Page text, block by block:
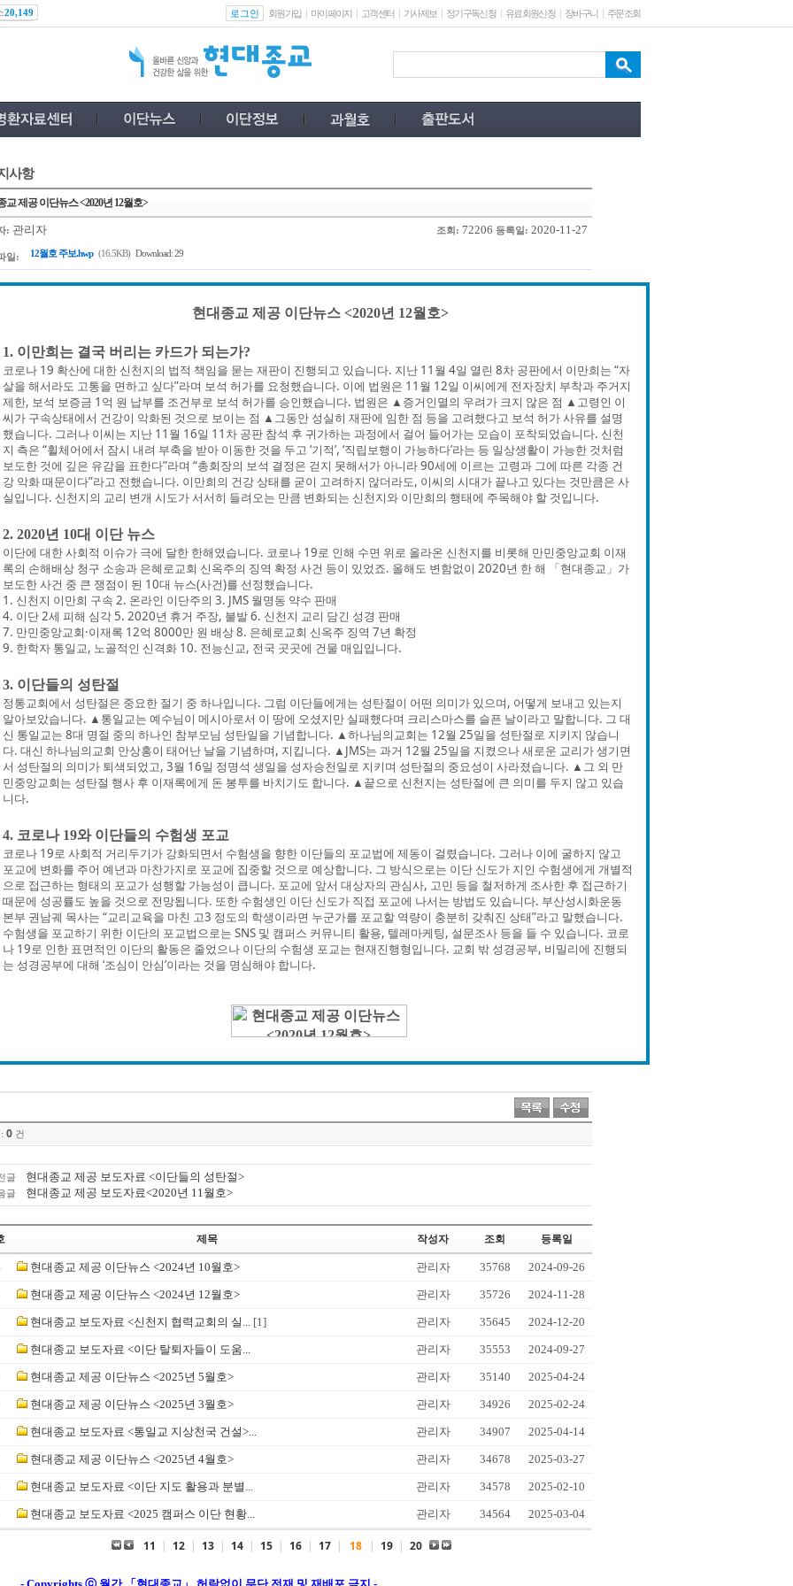
20,149 로그인 회원가입 마이페이지 고객센터 기사제보 정기구독신청 유료회원신청 장바구니 주문조회
사항
교 제공 이단뉴스 <2020년 12월호>
: 관리자 조회: 72206 등록일: 2020-11-27
일: 12월호 주보.hwp (16.5KB) Download: 29
현대종교 제공 이단뉴스 <2020년 12월호>
1. 이만희는 결국 버리는 카드가 되는가?
코로나 19 확산에 대한 신천지의 법적 책임을 묻는 재판이 진행되고 있습니다. 지난 11월 4일 열린 8차 공판에서 이만희는 “자
살을 해서라도 고통을 면하고 싶다”라며 보석 허가를 요청했습니다. 이에 법원은 11월 12일 이씨에게 전자장치 부착과 주거지
제한, 보석 보증금 1억 원 납부를 조건부로 보석 허가를 승인했습니다. 법원은 ▲증거인멸의 우려가 크지 않은 점 ▲고령인 이
씨가 구속상태에서 건강이 악화된 것으로 보이는 점 ▲그동안 성실히 재판에 임한 점 등을 고려했다고 보석 허가 사유를 설명
했습니다. 그러나 이씨는 지난 11월 16일 11차 공판 참석 후 귀가하는 과정에서 걸어 들어가는 모습이 포착되었습니다. 신천
지 측은 “휠체어에서 잠시 내려 부축을 받아 이동한 것을 두고 ‘기적’, ‘직립보행이 가능하다’라는 등 일상생활이 가능한 것처럼
보도한 것에 깊은 유감을 표한다”라며 “총회장의 보석 결정은 걷지 못해서가 아니라 90세에 이르는 고령과 그에 따른 각종 건
강 악화 때문이다”라고 전했습니다. 이만희의 건강 상태를 굳이 고려하지 않더라도, 이씨의 시대가 끝나고 있다는 것만큼은 사
실입니다. 신천지의 교리 변개 시도가 서서히 들려오는 만큼 변화되는 신천지와 이만희의 행태에 주목해야 할 것입니다.
2. 2020년 10대 이단 뉴스
이단에 대한 사회적 이슈가 극에 달한 한해였습니다. 코로나 19로 인해 수면 위로 올라온 신천지를 비롯해 만민중앙교회 이재
록의 손해배상 청구 소송과 은혜로교회 신옥주의 징역 확정 사건 등이 있었죠. 올해도 변함없이 2020년 한 해 「현대종교」가
보도한 사건 중 큰 쟁점이 된 10대 뉴스(사건)를 선정했습니다.
1. 신천지 이만희 구속 2. 온라인 이단주의 3. JMS 월명동 약수 판매
4. 이단 2세 피해 심각 5. 2020년 휴거 주장, 불발 6. 신천지 교리 담긴 성경 판매
7. 만민중앙교회·이재록 12억 8000만 원 배상 8. 은혜로교회 신옥주 징역 7년 확정
9. 한학자 통일교, 노골적인 신격화 10. 전능신교, 전국 곳곳에 건물 매입입니다.
3. 이단들의 성탄절
정통교회에서 성탄절은 중요한 절기 중 하나입니다. 그럼 이단들에게는 성탄절이 어떤 의미가 있으며, 어떻게 보내고 있는지
알아보았습니다. ▲통일교는 예수님이 메시아로서 이 땅에 오셨지만 실패했다며 크리스마스를 슬픈 날이라고 말합니다. 그 대
신 통일교는 8대 명절 중의 하나인 참부모님 성탄일을 기념합니다. ▲하나님의교회는 12월 25일을 성탄절로 지키지 않습니
다. 대신 하나님의교회 안상홍이 태어난 날을 기념하며, 지킵니다. ▲JMS는 과거 12월 25일을 지켰으나 새로운 교리가 생기면
서 성탄절의 의미가 퇴색되었고, 3월 16일 정명석 생일을 성자승천일로 지키며 성탄절의 중요성이 사라졌습니다. ▲그 외 만
민중앙교회는 성탄절 행사 후 이재록에게 돈 봉투를 바치기도 합니다. ▲끝으로 신천지는 성탄절에 큰 의미를 두지 않고 있습
니다.
4. 코로나 19와 이단들의 수험생 포교
코로나 19로 사회적 거리두기가 강화되면서 수험생을 향한 이단들의 포교법에 제동이 걸렸습니다. 그러나 이에 굴하지 않고
포교에 변화를 주어 예년과 마찬가지로 포교에 집중할 것으로 예상합니다. 그 방식으로는 이단 신도가 지인 수험생에게 개별적
으로 접근하는 형태의 포교가 성행할 가능성이 큽니다. 포교에 앞서 대상자의 관심사, 고민 등을 철저하게 조사한 후 접근하기
때문에 성공률도 높을 것으로 전망됩니다. 또한 수험생인 이단 신도가 직접 포교에 나서는 방법도 있습니다. 부산성시화운동
본부 권남궤 목사는 “교리교육을 마친 고3 정도의 학생이라면 누군가를 포교할 역량이 충분히 갖춰진 상태”라고 말했습니다.
수험생을 포교하기 위한 이단의 포교법으로는 SNS 및 캠퍼스 커뮤니티 활용, 텔레마케팅, 설문조사 등을 들 수 있습니다. 코로
나 19로 인한 표면적인 이단의 활동은 줄었으나 이단의 수험생 포교는 현재진행형입니다. 교회 밖 성경공부, 비밀리에 진행되
는 성경공부에 대해 ‘조심이 안심’이라는 것을 명심해야 합니다.
0 건
글 현대종교 제공 보도자료 <이단들의 성탄절>
글 현대종교 제공 보도자료<2020년 11월호>
제목 작성자 조회 등록일
현대종교 제공 이단뉴스 <2024년 10월호> 관리자 35768 2024-09-26
현대종교 제공 이단뉴스 <2024년 12월호> 관리자 35726 2024-11-28
현대종교 보도자료 <신천지 협력교회의 실... [1] 관리자 35645 2024-12-20
현대종교 보도자료 <이단 탈퇴자들이 도움... 관리자 35553 2024-09-27
현대종교 제공 이단뉴스 <2025년 5월호> 관리자 35140 2025-04-24
현대종교 제공 이단뉴스 <2025년 3월호> 관리자 34926 2025-02-24
현대종교 보도자료 <통일교 지상천국 건설>... 관리자 34907 2025-04-14
현대종교 제공 이단뉴스 <2025년 4월호> 관리자 34678 2025-03-27
현대종교 보도자료 <이단 지도 활용과 분별... 관리자 34578 2025-02-10
현대종교 보도자료 <2025 캠퍼스 이단 현황... 관리자 34564 2025-03-04
11 | 12 | 13 | 14 | 15 | 16 | 17 | 18 | 19 | 20